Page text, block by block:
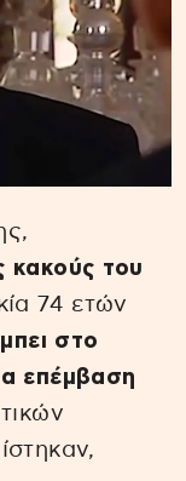
κακούς του
74 ετών
στο
επέμβαση